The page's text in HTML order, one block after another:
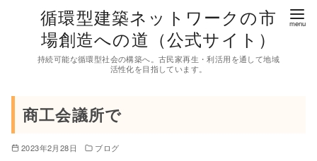
循環型建築ネットワークの市
場創造への道（公式サイト）
持続可能な循環型社会の構築へ。古民家再生・利活用を通して地域
活性化を目指しています。
商工会議所で
2023年2月28日 ブログ